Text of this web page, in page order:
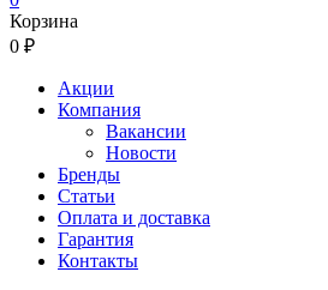
Корзина
0 ₽
Акции
Компания
Вакансии
Новости
Бренды
Статьи
Оплата и доставка
Гарантия
Контакты